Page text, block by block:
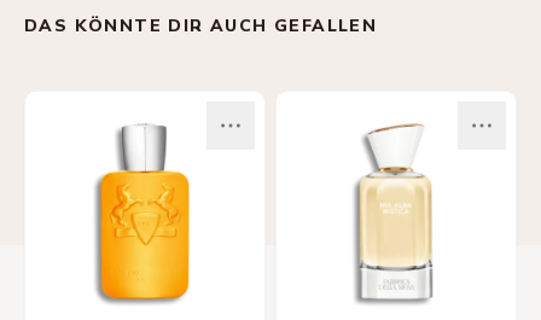
DAS KÖNNTE DIR AUCH GEFALLEN